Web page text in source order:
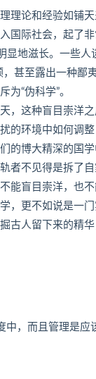
理论和经验如铺
国际社会，起了
显地滋长。一些人
甚至露出一种鄙
“伪科学”。
，这种盲目崇洋
的环境中如何调
的博大精深的国学
者不见得是拆了
能盲目崇洋，也
，更不如说是一
古人留下来的精
，而且管理是应